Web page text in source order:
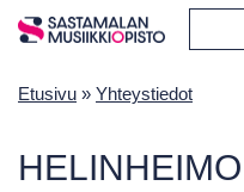
Etusivu » Yhteystiedot